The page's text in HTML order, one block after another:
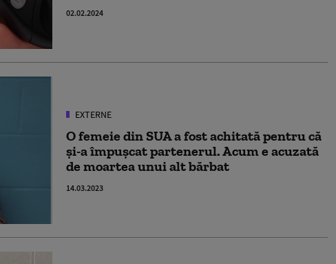
02.02.2024
EXTERNE
O femeie din SUA a fost achitată pentru că
și-a împușcat partenerul. Acum e acuzată
de moartea unui alt bărbat
14.03.2023